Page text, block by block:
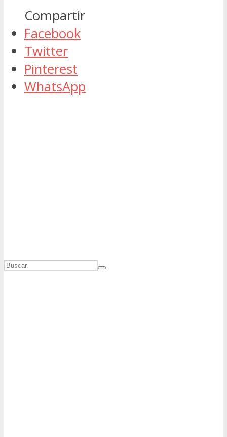
Compartir
Facebook
Twitter
Pinterest
WhatsApp